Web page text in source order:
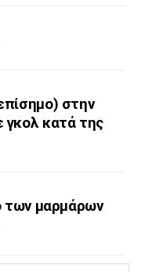
στην
γκολ κατά της
των μαρμάρων